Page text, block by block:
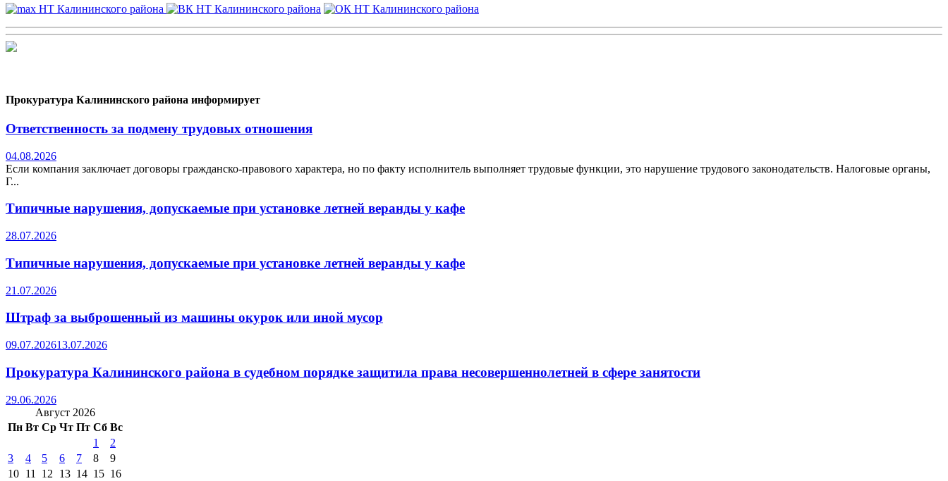
Прокуратура Калининского района информирует
Ответственность за подмену трудовых отношения
04.08.2026
Если компания заключает договоры гражданско-правового характера, но по факту исполнитель выполняет трудовые функции, это нарушение трудового законодательств. Налоговые органы,
Г...
Типичные нарушения, допускаемые при установке летней веранды у кафе
28.07.2026
Типичные нарушения, допускаемые при установке летней веранды у кафе
21.07.2026
Штраф за выброшенный из машины окурок или иной мусор
09.07.202613.07.2026
Прокуратура Калининского района в судебном порядке защитила права несовершеннолетней в сфере занятости
29.06.2026
Август 2026
Пн Вт Ср Чт Пт Сб Вс
1
2
3
4 5 6 7 8
9
10 11 12 13 14 15 16